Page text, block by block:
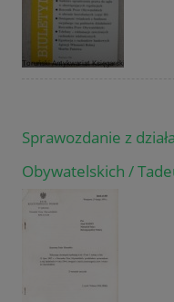
Sprawozdanie z
Obywatelskich /